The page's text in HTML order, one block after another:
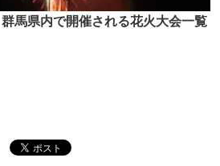
馬県内で開催される花火大会一覧